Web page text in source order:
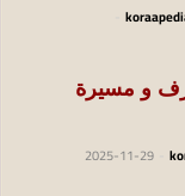
و مسيرة
2025-11-29